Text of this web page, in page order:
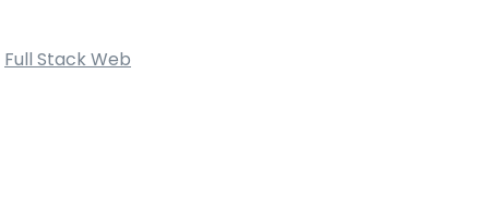
Full Stack Web